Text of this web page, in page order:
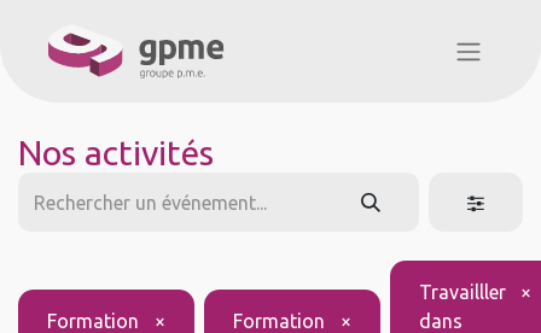
Nos activités
Formation
×
Formation
×
Travailller
dans
×